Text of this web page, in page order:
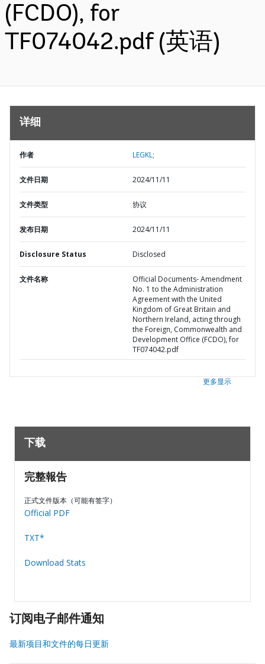
(FCDO), for
TF074042.pdf (英语)
详细
作者 LEGKL;
文件日期 2024/11/11
文件类型 协议
发布日期 2024/11/11
Disclosure Status Disclosed
文件名称
Official Documents- Amendment
No. 1 to the Administration
Agreement with the United
Kingdom of Great Britain and
Northern Ireland, acting through
the Foreign, Commonwealth and
Development Office (FCDO), for
TF074042.pdf
更多显示
下载
完整報告
正式文件版本（可能有签字）
Official PDF
TXT*
Download Stats
订阅电子邮件通知
最新项目和文件的每日更新